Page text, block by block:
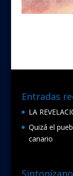
Entradas
LA
Quizá el
canario